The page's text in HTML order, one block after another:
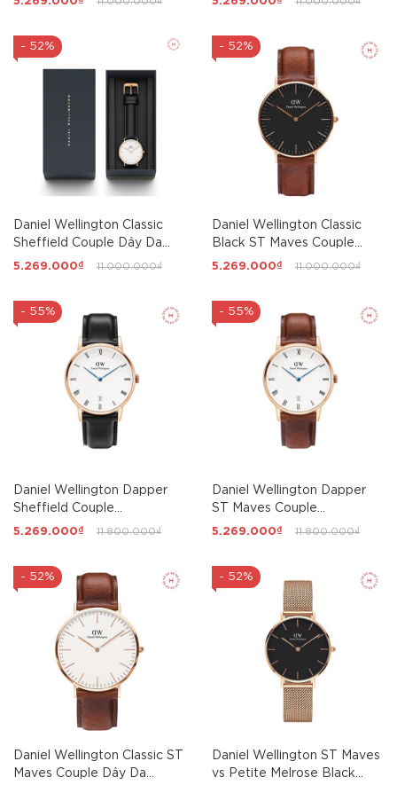
- 52%
Daniel Wellington Classic
Sheffield Couple Dây Da
36mm/40mm
5.269.000₫ 11.000.000₫
- 52%
Daniel Wellington Classic
Black ST Maves Couple
36mm/40mm
5.269.000₫ 11.000.000₫
- 55%
Daniel Wellington Dapper
Sheffield Couple
34mm/38mm
5.269.000₫ 11.800.000₫
- 55%
Daniel Wellington Dapper
ST Maves Couple
34mm/38mm
5.269.000₫ 11.800.000₫
- 52%
Daniel Wellington Classic ST
Maves Couple Dây Da
- 52%
Daniel Wellington ST Maves
vs Petite Melrose Black